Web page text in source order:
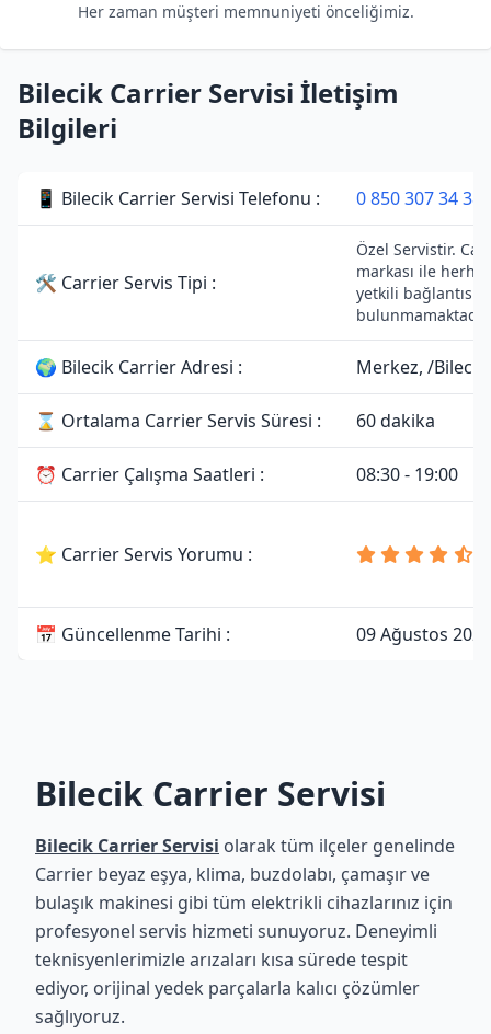
Her zaman müşteri memnuniyeti önceliğimiz.
Bilecik Carrier Servisi İletişim
Bilgileri
📱 Bilecik Carrier Servisi Telefonu : 0 850 307 34 38
🛠 Carrier Servis Tipi :
Özel Servistir.
markası ile
yetkili bağlantısı
bulunmamaktadır.
🌍 Bilecik Carrier Adresi : Merkez, /Bilecik
⌛ Ortalama Carrier Servis Süresi : 60 dakika
⏰ Carrier Çalışma Saatleri : 08:30 - 19:00
⭐ Carrier Servis Yorumu :
📅 Güncellenme Tarihi : 09 Ağustos 2026
Bilecik Carrier Servisi
Bilecik Carrier Servisi olarak tüm ilçeler genelinde
Carrier beyaz eşya, klima, buzdolabı, çamaşır ve
bulaşık makinesi gibi tüm elektrikli cihazlarınız için
profesyonel servis hizmeti sunuyoruz. Deneyimli
teknisyenlerimizle arızaları kısa sürede tespit
ediyor, orijinal yedek parçalarla kalıcı çözümler
sağlıyoruz.